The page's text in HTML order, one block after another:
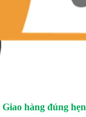
Giao hàng đúng hẹn